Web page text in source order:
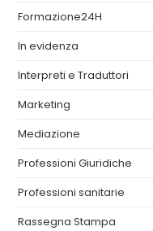
Formazione24H
In evidenza
Interpreti e Traduttori
Marketing
Mediazione
Professioni Giuridiche
Professioni sanitarie
Rassegna Stampa